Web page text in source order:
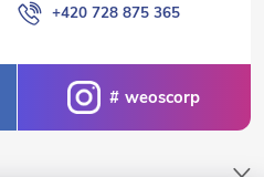
+420 728 875 365
weoscorp